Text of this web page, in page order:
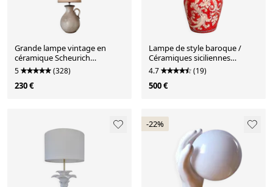
Grande lampe vintage en
céramique Scheurich
Germany
5 (328)
230 €
Lampe de style baroque /
Céramiques siciliennes
décorées / Décoration
baroque sur fond rouge
4.7 (19)
500 €
-22%